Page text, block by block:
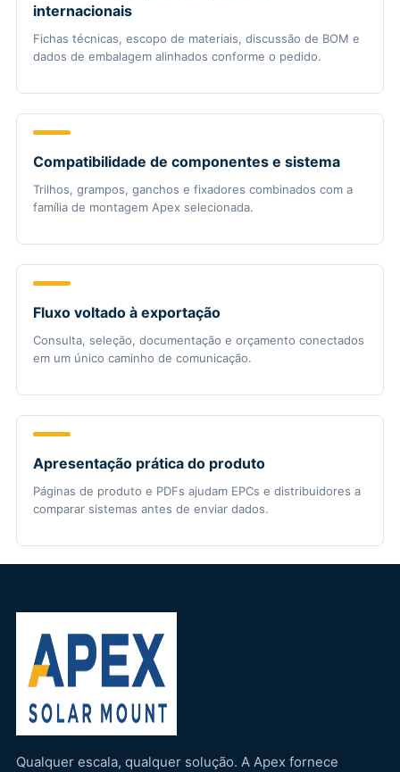
internacionais
Fichas técnicas, escopo de materiais, discussão de BOM e
dados de embalagem alinhados conforme o pedido.
Compatibilidade de componentes e sistema
Trilhos, grampos, ganchos e fixadores combinados com a
família de montagem Apex selecionada.
Fluxo voltado à exportação
Consulta, seleção, documentação e orçamento conectados
em um único caminho de comunicação.
Apresentação prática do produto
Páginas de produto e PDFs ajudam EPCs e distribuidores a
comparar sistemas antes de enviar dados.
Qualquer escala, qualquer solução. A Apex fornece